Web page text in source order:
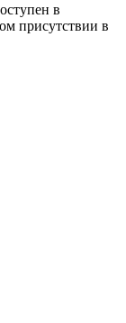
в
присутствии в